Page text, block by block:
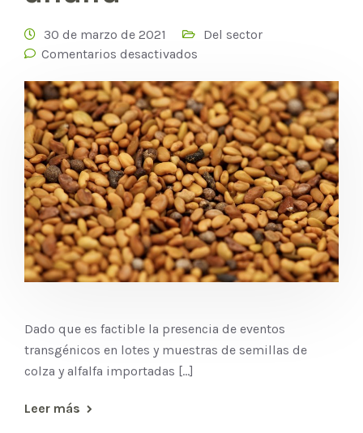
30 de marzo de 2021
Del sector
Comentarios desactivados
Dado que es factible la presencia de eventos
transgénicos en lotes y muestras de semillas de
colza y alfalfa importadas [...]
Leer más